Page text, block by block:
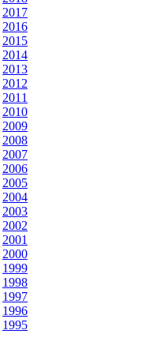
2017
2016
2015
2014
2013
2012
2011
2010
2009
2008
2007
2006
2005
2004
2003
2002
2001
2000
1999
1998
1997
1996
1995